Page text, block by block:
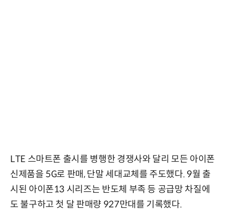
LTE 스마트폰 출시를 병행한 경쟁사와 달리 모든 아이폰
신제품을 5G로 판매, 단말 세대교체를 주도했다. 9월 출
시된 아이폰13 시리즈는 반도체 부족 등 공급망 차질에
도 불구하고 첫 달 판매량 927만대를 기록했다.